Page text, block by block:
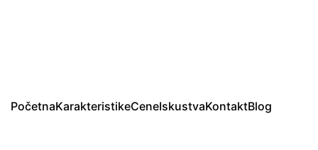
PočetnaKarakteristikeCeneIskustvaKontaktBlog